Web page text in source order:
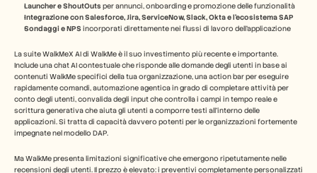
Launcher e ShoutOuts per annunci, onboarding e promozione delle funzionalità
Integrazione con Salesforce, Jira, ServiceNow, Slack, Okta e l'ecosistema SAP
Sondaggi e NPS incorporati direttamente nei flussi di lavoro dell'applicazione
La suite WalkMeX AI di WalkMe è il suo investimento più recente e importante.
Include una chat AI contestuale che risponde alle domande degli utenti in base ai
contenuti WalkMe specifici della tua organizzazione, una action bar per eseguire
rapidamente comandi, automazione agentica in grado di completare attività per
conto degli utenti, convalida degli input che controlla i campi in tempo reale e
scrittura generativa che aiuta gli utenti a comporre testi all'interno delle
applicazioni. Si tratta di capacità davvero potenti per le organizzazioni fortemente
impegnate nel modello DAP.
Ma WalkMe presenta limitazioni significative che emergono ripetutamente nelle
recensioni degli utenti. Il prezzo è elevato: i preventivi completamente personalizzati